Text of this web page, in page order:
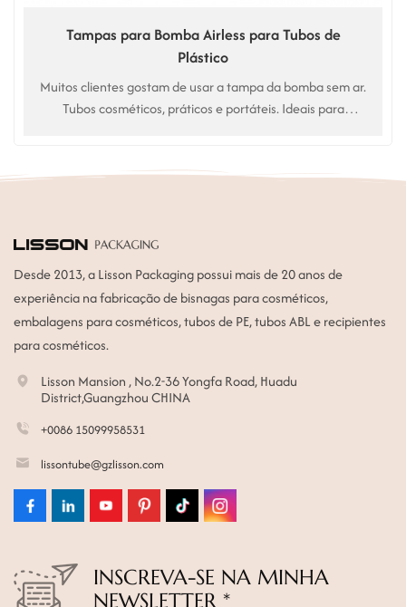
Tampas para Bomba Airless para Tubos de
Plástico
Muitos clientes gostam de usar a tampa da bomba sem ar.
Tubos cosméticos, práticos e portáteis. Ideais para
Desde 2013, a Lisson Packaging possui mais de 20 anos de
experiência na fabricação de bisnagas para cosméticos,
embalagens para cosméticos, tubos de PE, tubos ABL e recipientes
para cosméticos.
Lisson Mansion , No.2-36 Yongfa Road, Huadu
District,Guangzhou CHINA
+0086 15099958531
lissontube@gzlisson.com
INSCREVA-SE NA MINHA
NEWSLETTER *